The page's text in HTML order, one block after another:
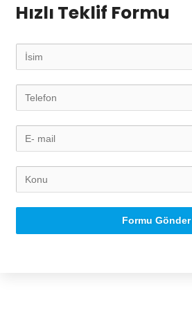
Hızlı Teklif Formu
Formu Gönder